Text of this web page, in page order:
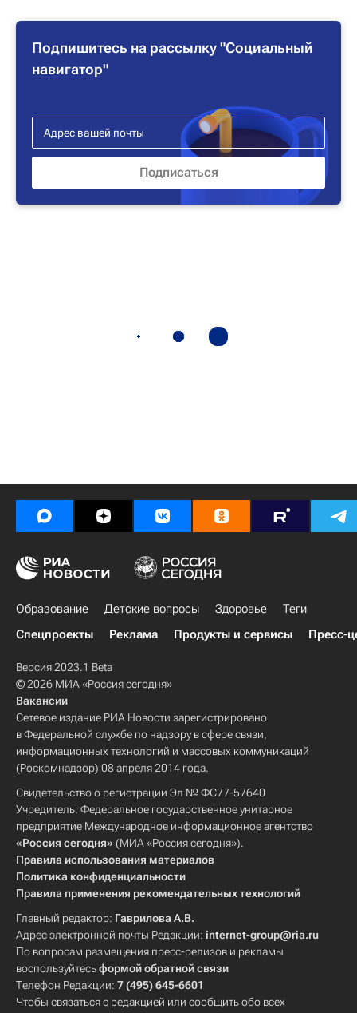
Подпишитесь на рассылку "Социальный
навигатор"
Образование Детские вопросы Здоровье
Теги
Спецпроекты
Реклама Продукты и сервисы Пресс-
Версия 2023.1 Beta
© 2026 МИА «Россия сегодня»
Вакансии
Сетевое издание РИА Новости зарегистрировано
в Федеральной службе по надзору в сфере связи,
информационных технологий и массовых коммуникаций
(Роскомнадзор) 08 апреля 2014 года.
Свидетельство о регистрации Эл № ФС77-57640
Учредитель: Федеральное государственное унитарное
предприятие Международное информационное агентство
«Россия сегодня» (МИА «Россия сегодня»).
Правила использования материалов
Политика конфиденциальности
Правила применения рекомендательных технологий
Главный редактор: Гаврилова А.В.
Адрес электронной почты Редакции: internet-group@ria.ru
По вопросам размещения пресс-релизов и рекламы
воспользуйтесьформой обратной связи
Телефон Редакции: 7 (495) 645-6601
Чтобы связаться с редакцией или сообщить обо всех